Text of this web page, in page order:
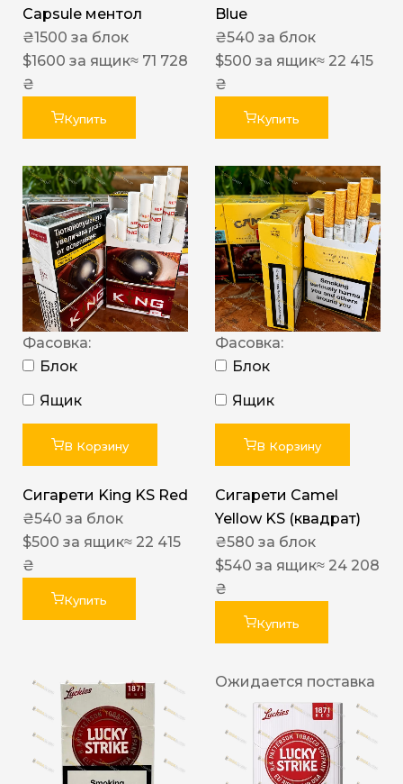
Capsule ментол
₴1500 за блок
$1600 за ящик≈ 71 728
₴
Купить
Blue
₴540 за блок
$500 за ящик≈ 22 415
₴
Купить
Фасовка:
Блок
Ящик
В Корзину
Сигарети King KS Red
₴540 за блок
$500 за ящик≈ 22 415
₴
Купить
Фасовка:
Блок
Ящик
В Корзину
Сигарети Camel
Yellow KS (квадрат)
₴580 за блок
$540 за ящик≈ 24 208
₴
Купить
Ожидается поставка